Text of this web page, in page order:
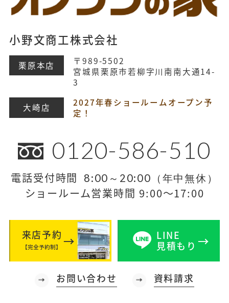
小野文商工株式会社
栗原本店
〒989-5502
宮城県栗原市若柳字川南南大通14-
3
大崎店
2027年春ショールームオープン予
定！
0120-586-510
電話受付時間 8:00～20:00（年中無休）
ショールーム営業時間 9:00～17:00
来店予約
【完全予約制】
LINE
見積もり
お問い合わせ 資料請求